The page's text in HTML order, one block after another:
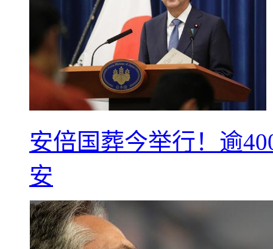
安倍国葬今举行！逾
安